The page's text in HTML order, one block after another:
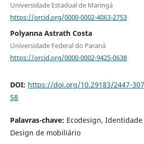
Universidade Estadual de Maringá
https://orcid.org/0000-0002-4063-2753
Polyanna Astrath Costa
Universidade Federal do Paraná
https://orcid.org/0000-0002-9425-0638
DOI: https://doi.org/10.29183/2447-
58
Palavras-chave: Ecodesign,
Design de mobiliário